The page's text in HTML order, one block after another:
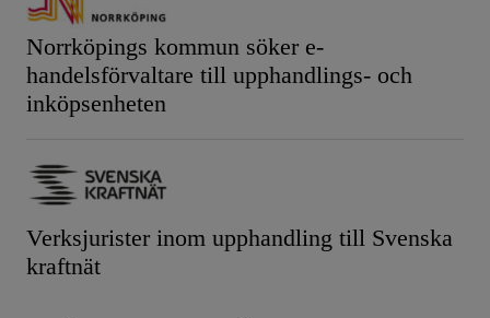
Norrköpings kommun söker e-
handelsförvaltare till upphandlings- och
inköpsenheten
Verksjurister inom upphandling till Svenska
kraftnät